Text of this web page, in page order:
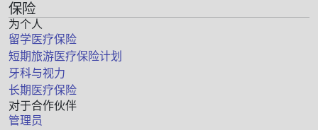
保险
为个人
留学医疗保险
短期旅游医疗保险计划
牙科与视力
长期医疗保险
对于合作伙伴
管理员